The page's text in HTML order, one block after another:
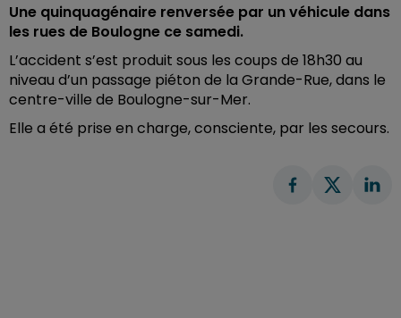
Une quinquagénaire renversée par un véhicule dans
les rues de Boulogne ce samedi.
L’accident s’est produit sous les coups de 18h30 au
niveau d’un passage piéton de la Grande-Rue, dans le
centre-ville de Boulogne-sur-Mer.
Elle a été prise en charge, consciente, par les secours.